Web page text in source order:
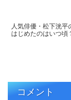
人気俳優・松下洸平
はじめたのはいつ頃
コメント